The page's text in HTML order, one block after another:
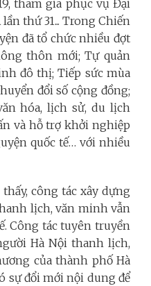
tham gia phục vụ Đại
thứ 31... Trong Chiến
đã tổ chức nhiều đợt
thôn mới; Tự quản
đô thị; Tiếp sức mùa
đổi số cộng đồng;
hóa, lịch sử, du lịch
và hỗ trợ khởi nghiệp
quốc tế… với nhiều
công tác xây dựng
lịch, văn minh vẫn
Công tác tuyên truyền
Hà Nội thanh lịch,
của thành phố Hà
sự đổi mới nội dung để